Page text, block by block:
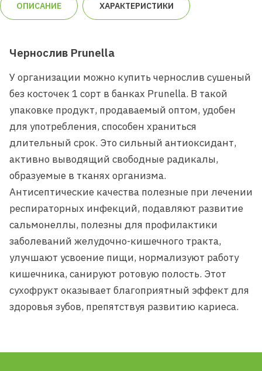
ОПИСАНИЕ ХАРАКТЕРИСТИКИ
Чернослив Prunella
У организации можно купить чернослив сушеный
без косточек 1 сорт в банках Prunella. В такой
упаковке продукт, продаваемый оптом, удобен
для употребления, способен храниться
длительный срок. Это сильный антиоксидант,
активно выводящий свободные радикалы,
образуемые в тканях организма.
Антисептические качества полезные при лечении
респираторных инфекций, подавляют развитие
сальмонеллы, полезны для профилактики
заболеваний желудочно-кишечного тракта,
улучшают усвоение пищи, нормализуют работу
кишечника, санируют ротовую полость. Этот
сухофрукт оказывает благоприятный эффект для
здоровья зубов, препятствуя развитию кариеса.